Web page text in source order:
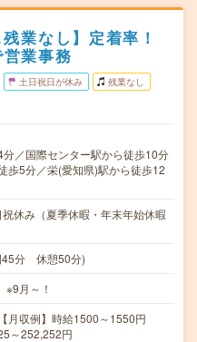
業なし】定着率！
業事務
土日祝日が休み 残業なし
／国際センター駅から徒歩10分
歩5分／栄(愛知県)駅から徒歩12
休み（夏季休暇・年末年始休暇
45分 休憩50分)
月～！
収例】時給1500～1550円
～252,252円